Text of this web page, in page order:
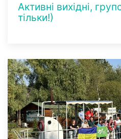
Активні вихідні,
тільки!)